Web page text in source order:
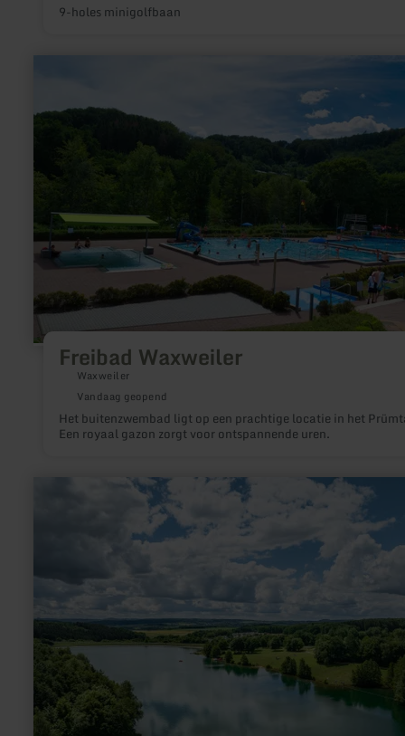
9-holes minigolfbaan
Freibad Waxweiler
Waxweiler
Vandaag geopend
Het buitenzwembad ligt op een prachtige locatie in het
Een royaal gazon zorgt voor ontspannende uren.
Freibad
Waxweiler